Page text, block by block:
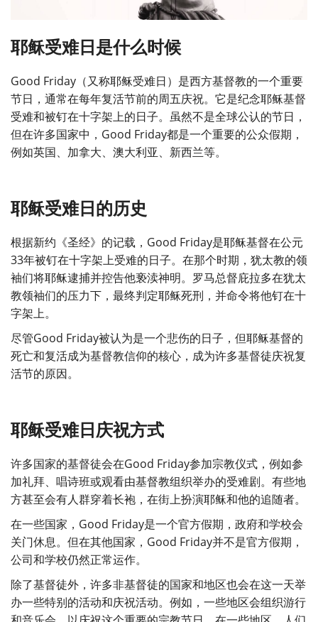
耶稣受难日是什么时候
Good Friday（又称耶稣受难日）是西方基督教的一个重要
节日，通常在每年复活节前的周五庆祝。它是纪念耶稣基督
受难和被钉在十字架上的日子。虽然不是全球公认的节日，
但在许多国家中，Good Friday都是一个重要的公众假期，
例如英国、加拿大、澳大利亚、新西兰等。
耶稣受难日的历史
根据新约《圣经》的记载，Good Friday是耶稣基督在公元
33年被钉在十字架上受难的日子。在那个时期，犹太教的领
袖们将耶稣逮捕并控告他亵渎神明。罗马总督庇拉多在犹太
教领袖们的压力下，最终判定耶稣死刑，并命令将他钉在十
字架上。
尽管Good Friday被认为是一个悲伤的日子，但耶稣基督的
死亡和复活成为基督教信仰的核心，成为许多基督徒庆祝复
活节的原因。
耶稣受难日庆祝方式
许多国家的基督徒会在Good Friday参加宗教仪式，例如参
加礼拜、唱诗班或观看由基督教组织举办的受难剧。有些地
方甚至会有人群穿着长袍，在街上扮演耶稣和他的追随者。
在一些国家，Good Friday是一个官方假期，政府和学校会
关门休息。但在其他国家，Good Friday并不是官方假期，
公司和学校仍然正常运作。
除了基督徒外，许多非基督徒的国家和地区也会在这一天举
办一些特别的活动和庆祝活动。例如，一些地区会组织游行